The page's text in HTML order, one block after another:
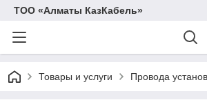
ТОО «Алматы КазКабель»
Товары и услуги Провода